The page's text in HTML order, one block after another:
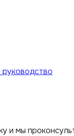
руководство
и мы